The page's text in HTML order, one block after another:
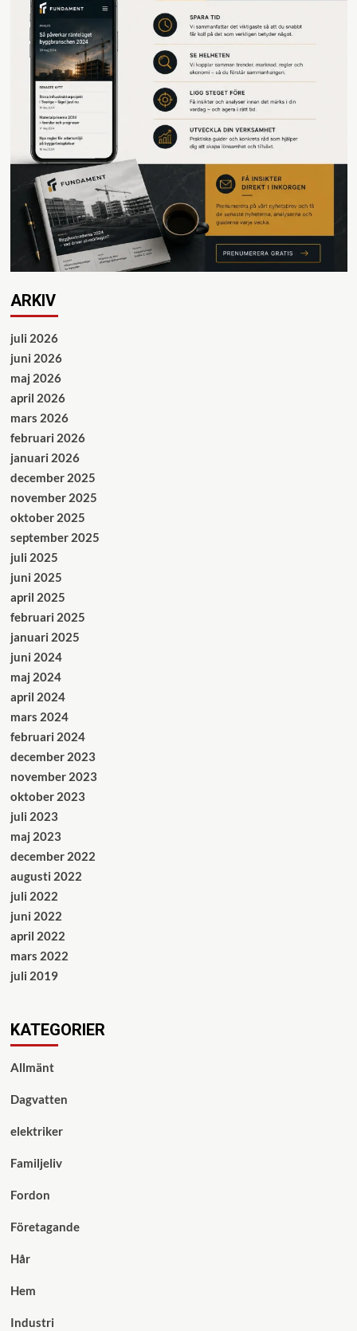
ARKIV
juli 2026
juni 2026
maj 2026
april 2026
mars 2026
februari 2026
januari 2026
december 2025
november 2025
oktober 2025
september 2025
juli 2025
juni 2025
april 2025
februari 2025
januari 2025
juni 2024
maj 2024
april 2024
mars 2024
februari 2024
december 2023
november 2023
oktober 2023
juli 2023
maj 2023
december 2022
augusti 2022
juli 2022
juni 2022
april 2022
mars 2022
juli 2019
KATEGORIER
Allmänt
Dagvatten
elektriker
Familjeliv
Fordon
Företagande
Hår
Hem
Industri